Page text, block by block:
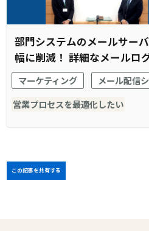
部門システムのメールサー
幅に削減！ 詳細なメールロ
マーケティング
メール配信
営業プロセスを最適化したい
この記事を共有する